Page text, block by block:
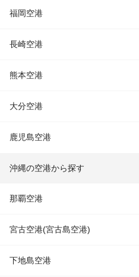
福岡空港
長崎空港
熊本空港
大分空港
鹿児島空港
沖縄の空港から探す
那覇空港
宮古空港(宮古島空港)
下地島空港